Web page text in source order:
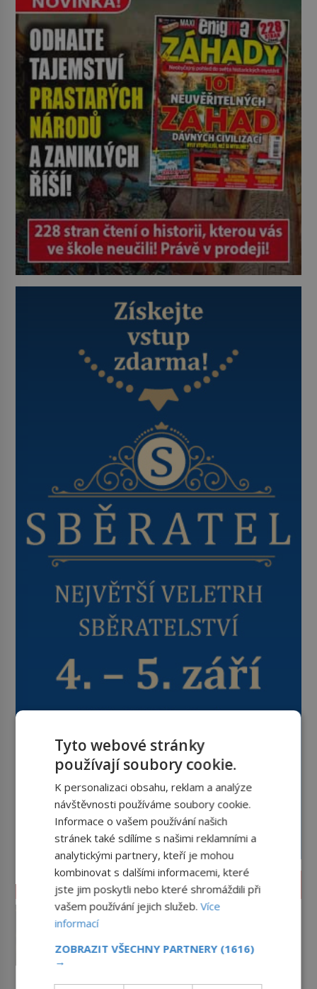
neexistují antibiotika ani anestezie,
se odvážní lékaři pokoušejí vracet
lidem tváře znetvořené válkou,
tresty nebo nehodami. Jejich
metody jsou překvapivě
promyšlené a některé principy
používají chirurgové dodnes. Úplně
první […]
LIFESTYLE
Původ vidličky: Proč ji Evropa
samotného satana?
Dnes si bez ní neumíme představit
oběd ani slavnostní hostinu. Když
Tyto webové stránky
používají soubory cookie.
K personalizaci obsahu, reklam a analýze
návštěvnosti používáme soubory cookie.
Informace o vašem používání našich
stránek také sdílíme s našimi reklamními a
analytickými partnery, kteří je mohou
kombinovat s dalšími informacemi, které
jste jim poskytli nebo které shromáždili při
vašem používání jejich služeb.Více
informací
ZOBRAZIT VŠECHNY PARTNERY (1616)
→